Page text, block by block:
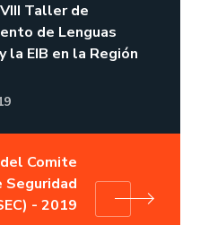
Taller de
de Lenguas
la EIB en la Región
Comite
Seguridad
- 2019